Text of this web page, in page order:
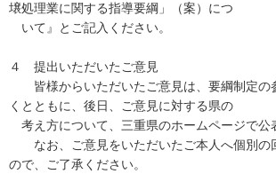
壌処理業に関する指導要綱」（案）につ
いて』とご記入ください。
４ 提出いただいたご意見
皆様からいただいたご意見は、要綱制定の
くとともに、後日、ご意見に対する県の
考え方について、三重県のホームページで公
なお、ご意見をいただいたご本人へ個別の
ので、ご了承ください。